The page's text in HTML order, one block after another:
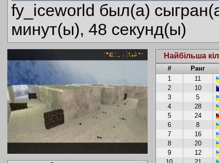
fy_iceworld был(а)
минут(ы), 48 секунд(ы)
Найбільша
#
Ранг
1
11
2
10
3
5
4
28
5
24
6
8
7
16
8
20
9
12